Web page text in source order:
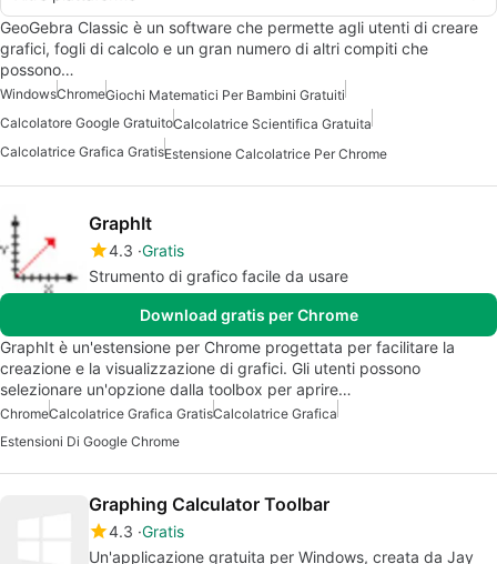
GeoGebra Classic è un software che permette agli utenti di creare
grafici, fogli di calcolo e un gran numero di altri compiti che
possono…
WindowsChromeGiochi Matematici Per Bambini Gratuiti
Calcolatore Google GratuitoCalcolatrice Scientifica Gratuita
Calcolatrice Grafica GratisEstensione Calcolatrice Per Chrome
GraphIt
4.3 Gratis
Strumento di grafico facile da usare
Download gratis per Chrome
GraphIt è un'estensione per Chrome progettata per facilitare la
creazione e la visualizzazione di grafici. Gli utenti possono
selezionare un'opzione dalla toolbox per aprire…
ChromeCalcolatrice Grafica GratisCalcolatrice Grafica
Estensioni Di Google Chrome
Graphing Calculator Toolbar
4.3 Gratis
Un'applicazione gratuita per Windows, creata da Jay